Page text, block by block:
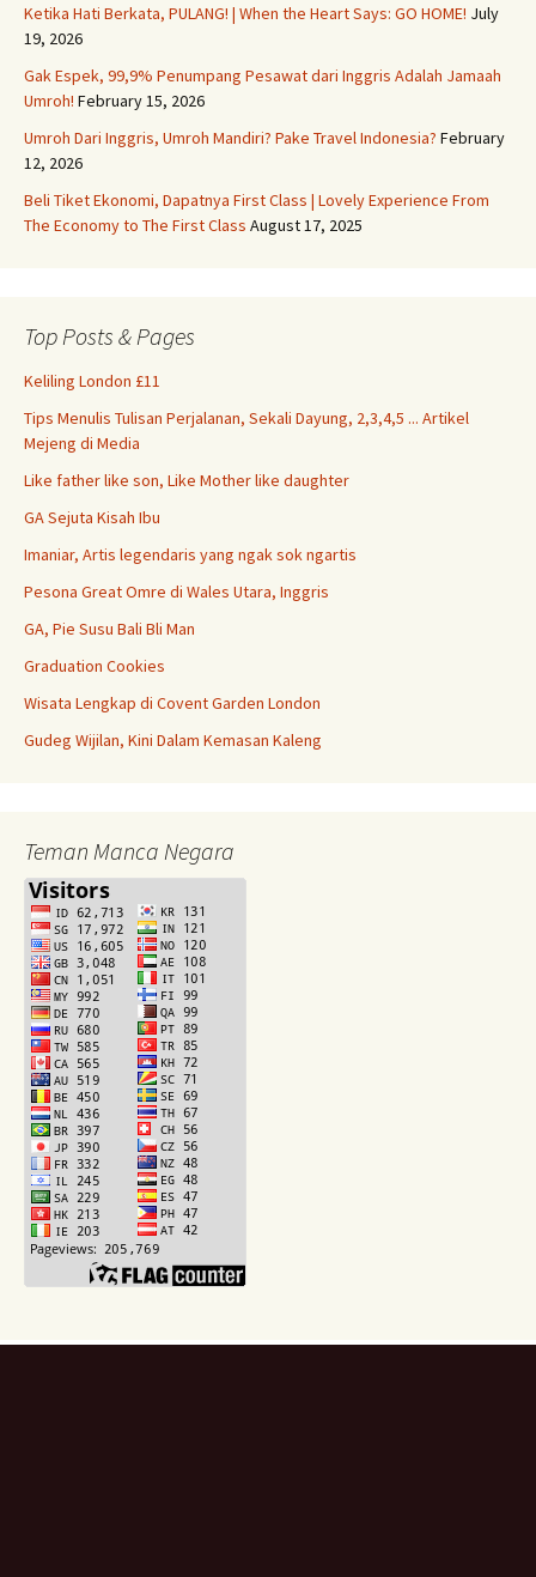
Ketika Hati Berkata, PULANG! | When the Heart Says: GO HOME! July
19, 2026
Gak Espek, 99,9% Penumpang Pesawat dari Inggris Adalah Jamaah
Umroh! February 15, 2026
Umroh Dari Inggris, Umroh Mandiri? Pake Travel Indonesia? February
12, 2026
Beli Tiket Ekonomi, Dapatnya First Class | Lovely Experience From
The Economy to The First Class August 17, 2025
Top Posts & Pages
Keliling London £11
Tips Menulis Tulisan Perjalanan, Sekali Dayung, 2,3,4,5 ... Artikel
Mejeng di Media
Like father like son, Like Mother like daughter
GA Sejuta Kisah Ibu
Imaniar, Artis legendaris yang ngak sok ngartis
Pesona Great Omre di Wales Utara, Inggris
GA, Pie Susu Bali Bli Man
Graduation Cookies
Wisata Lengkap di Covent Garden London
Gudeg Wijilan, Kini Dalam Kemasan Kaleng
Teman Manca Negara